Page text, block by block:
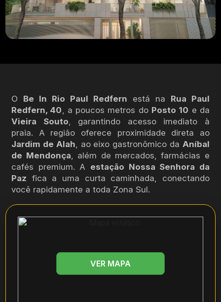
O Be In Rio Paul Redfern está na Rua Paul
Redfern, 40 , a poucos metros do Posto 10 e da
Vieira Souto , garantindo acesso imediato à
praia. A região oferece proximidade direta ao
Jardim de Alah , ao eixo gastronômico da Aníbal
de Mendonça , além de mercados, farmácias e
cafés premium. A estação Nossa Senhora da
Paz fica a uma curta caminhada, conectando
você rapidamente a toda Zona Sul.
VER MAPA